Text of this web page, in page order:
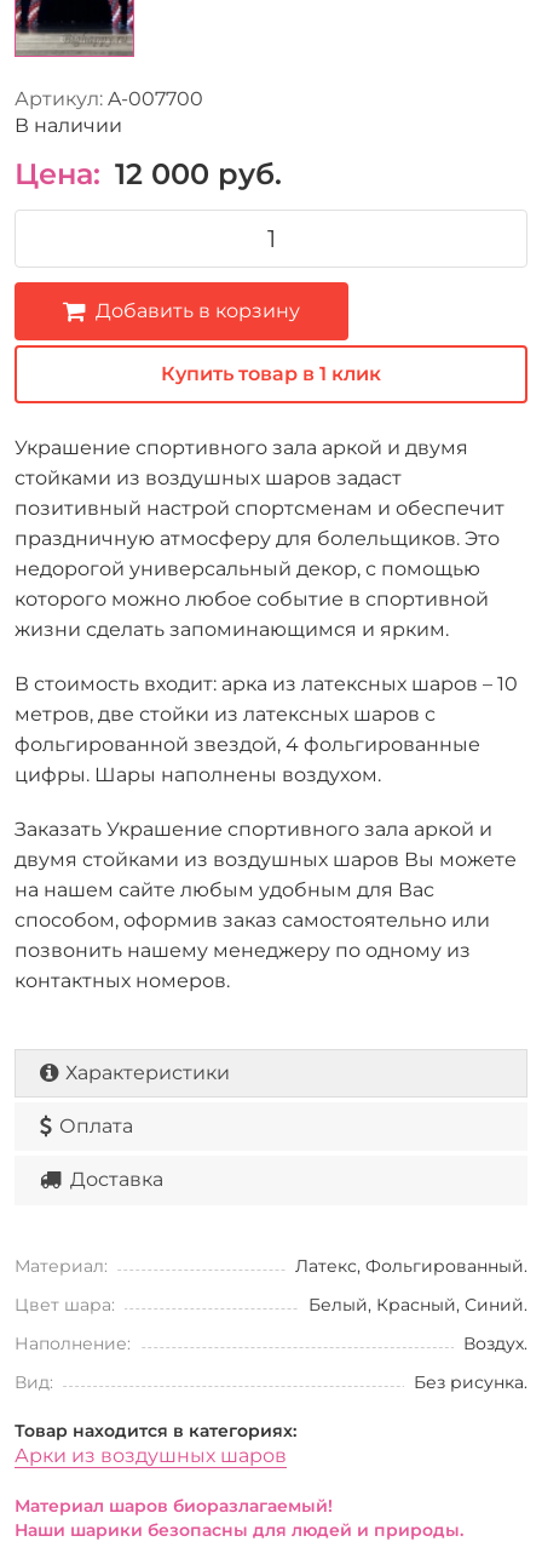
Артикул: A-007700
В наличии
Цена: 12 000 руб.
Добавить в корзину
Купить товар в 1 клик
Украшение спортивного зала аркой и двумя
стойками из воздушных шаров задаст
позитивный настрой спортсменам и обеспечит
праздничную атмосферу для болельщиков. Это
недорогой универсальный декор, с помощью
которого можно любое событие в спортивной
жизни сделать запоминающимся и ярким.
В стоимость входит: арка из латексных шаров – 10
метров, две стойки из латексных шаров с
фольгированной звездой, 4 фольгированные
цифры. Шары наполнены воздухом.
Заказать Украшение спортивного зала аркой и
двумя стойками из воздушных шаров Вы можете
на нашем сайте любым удобным для Вас
способом, оформив заказ самостоятельно или
позвонить нашему менеджеру по одному из
контактных номеров.
Характеристики
Оплата
Доставка
Материал:
Латекс, Фольгированный.
Цвет шара:
Белый, Красный, Синий.
Наполнение:
Воздух.
Вид:
Без рисунка.
Товар находится в категориях:
Арки из воздушных шаров
Материал шаров биоразлагаемый!
Наши шарики безопасны для людей и природы.